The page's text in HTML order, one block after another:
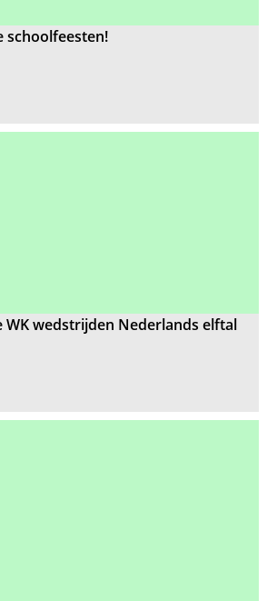
schoolfeesten!
WK wedstrijden Nederlands elftal